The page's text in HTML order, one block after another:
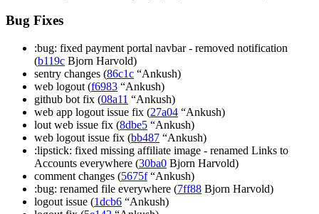
Bug Fixes
:bug: fixed payment portal navbar - removed notification
(b119c Bjorn Harvold)
sentry changes (86c1c “Ankush)
web logout (f6983 “Ankush)
github bot fix (08a11 “Ankush)
web app logout issue fix (27a04 “Ankush)
lout web issue fix (8dbe5 “Ankush)
web logout issue fix (bb487 “Ankush)
:lipstick: fixed missing affiliate image - renamed Links to
Accounts everywhere (30ba0 Bjorn Harvold)
comment changes (5675f“Ankush)
:bug: renamed file everywhere (7ff88 Bjorn Harvold)
logout issue (1dcb6 “Ankush)